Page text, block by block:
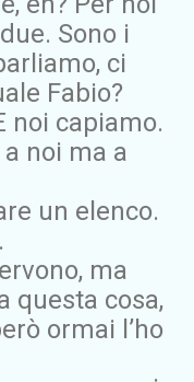
Sono i
ci
Fabio?
noi capiamo.
noi ma a
un elenco.
.
ma
questa cosa,
ormai l’ho